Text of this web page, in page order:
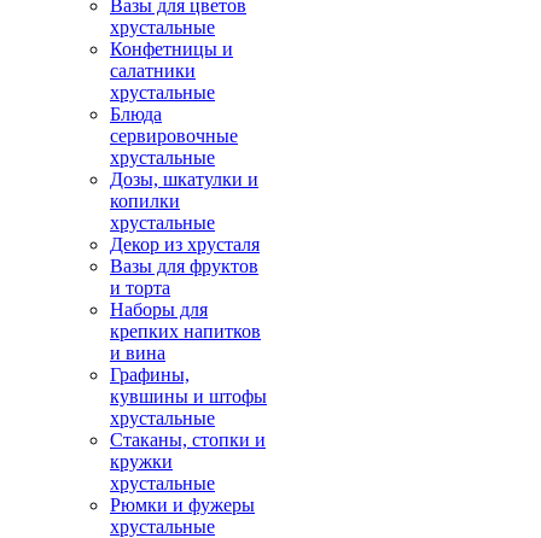
Вазы для цветов
хрустальные
Конфетницы и
салатники
хрустальные
Блюда
сервировочные
хрустальные
Дозы, шкатулки и
копилки
хрустальные
Декор из хрусталя
Вазы для фруктов
и торта
Наборы для
крепких напитков
и вина
Графины,
кувшины и штофы
хрустальные
Стаканы, стопки и
кружки
хрустальные
Рюмки и фужеры
хрустальные